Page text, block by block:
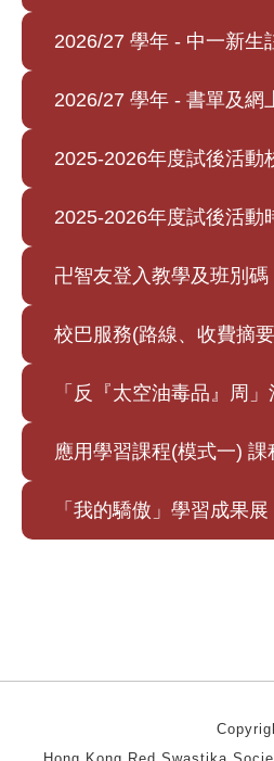
2026/27 學年 - 中一新生
2026/27 學年 - 書單及網
2025-2026年度試後活動
2025-2026年度試後活動
卍智友登入教學及班別碼
校巴服務(路線、收費摘
「反『太空油毒品』周
應用學習課程(模式一)
「我的驕傲」學習成果展